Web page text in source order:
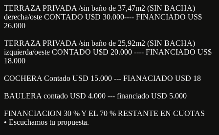
TERRAZA PRIVADA /sin baño de 37,47m2 (SIN BACHA)
derecha/oste CONTADO U$D 30.000---- FINANCIADO US$
26.000
TERRAZA PRIVADA /sin baño de 25,92m2 (SIN BACHA)
izquierda/oeste CONTADO U$D 20.000 ---- FINANCIADO US$
18.000
COCHERA Contado USD 15.000 --- FIANACIADO USD 18
BAULERA contado USD 4.000 --- financiado USD 5.000
FINANCIACION 30 % Y EL 70 % RESTANTE EN CUOTAS
• Escuchamos tu propuesta.